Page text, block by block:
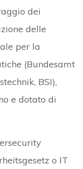
dei
delle
per la
(Bundesamt
BSI),
e dotato di
o IT